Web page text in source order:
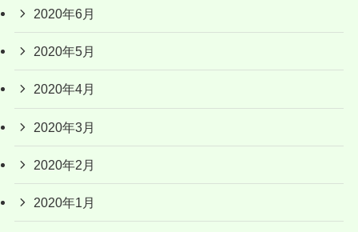
2020年6月
2020年5月
2020年4月
2020年3月
2020年2月
2020年1月